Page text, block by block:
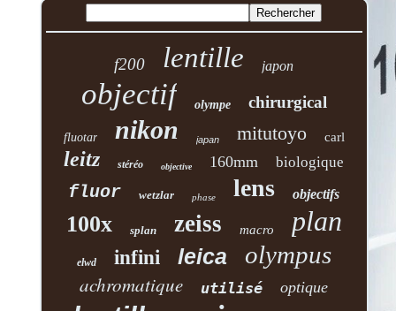
f200 lentille japon
objectif olympe chirurgical
fluotar nikon japan mitutoyo carl
leitz stéréo objective 160mm biologique
fluor wetzlar phase lens objectifs
100x splan zeiss macro plan
elwd infini leica olympus
achromatique utilisé optique